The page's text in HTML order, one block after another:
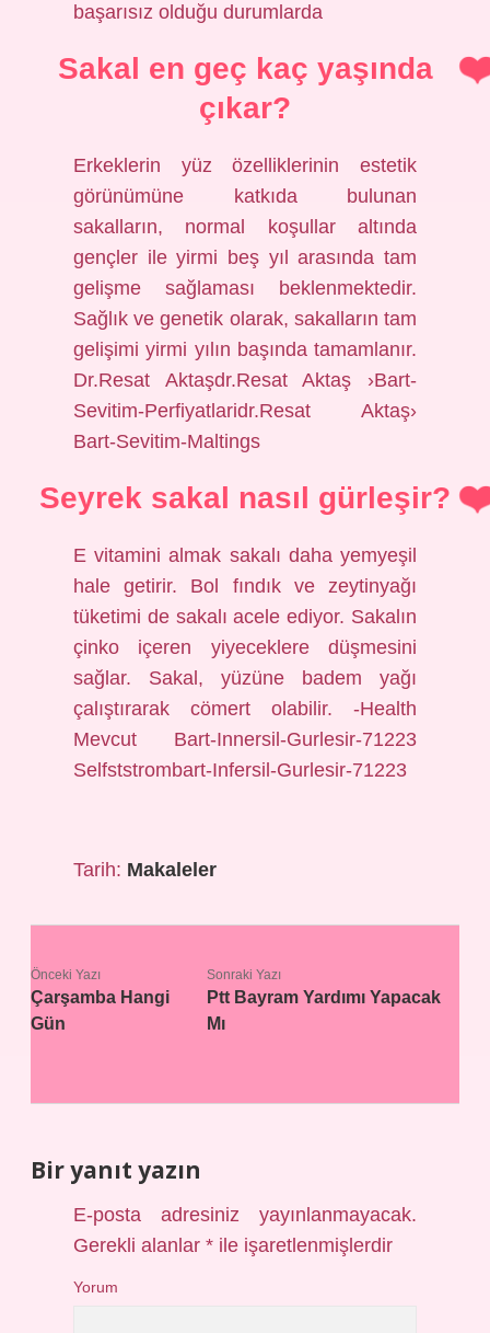
başarısız olduğu durumlarda
Sakal en geç kaç yaşında
çıkar?
Erkeklerin yüz özelliklerinin estetik
görünümüne katkıda bulunan
sakalların, normal koşullar altında
gençler ile yirmi beş yıl arasında tam
gelişme sağlaması beklenmektedir.
Sağlık ve genetik olarak, sakalların tam
gelişimi yirmi yılın başında tamamlanır.
Dr.Resat Aktaşdr.Resat Aktaş ›Bart-
Sevitim-Perfiyatlaridr.Resat Aktaş›
Bart-Sevitim-Maltings
Seyrek sakal nasıl gürleşir?
E vitamini almak sakalı daha yemyeşil
hale getirir. Bol fındık ve zeytinyağı
tüketimi de sakalı acele ediyor. Sakalın
çinko içeren yiyeceklere düşmesini
sağlar. Sakal, yüzüne badem yağı
çalıştırarak cömert olabilir. -Health
Mevcut Bart-Innersil-Gurlesir-71223
Selfststrombart-Infersil-Gurlesir-71223
Tarih: Makaleler
Önceki Yazı
Çarşamba Hangi
Gün
Sonraki Yazı
Ptt Bayram Yardımı Yapacak
Mı
Bir yanıt yazın
E-posta adresiniz yayınlanmayacak.
Gerekli alanlar* ile işaretlenmişlerdir
Yorum